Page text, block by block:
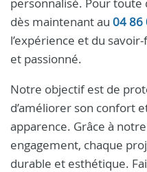
dès maintenant au 04 86
l’expérience et du
et passionné.
Notre objectif est de
d’améliorer son confort
apparence. Grâce à
engagement, chaque
durable et esthétique.